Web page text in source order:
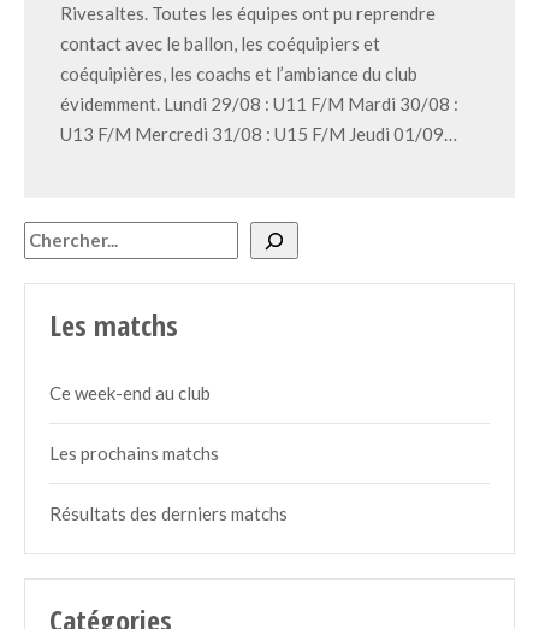
Rivesaltes. Toutes les équipes ont pu reprendre
contact avec le ballon, les coéquipiers et
coéquipières, les coachs et l’ambiance du club
évidemment. Lundi 29/08 : U11 F/M Mardi 30/08 :
U13 F/M Mercredi 31/08 : U15 F/M Jeudi 01/09…
Rechercher
Les matchs
Ce week-end au club
Les prochains matchs
Résultats des derniers matchs
Catégories